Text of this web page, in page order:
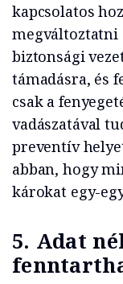
kapcsolatos
megváltoztatni
biztonsági
támadásra, és
csak a
vadászatával
preventív
abban, hogy
károkat egy-
5. Adat